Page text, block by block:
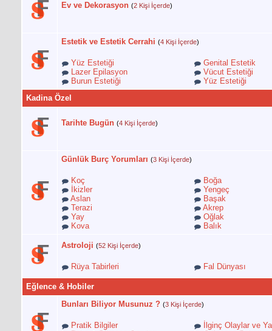
Ev ve Dekorasyon (2 Kişi İçerde)
Estetik ve Estetik Cerrahi (4 Kişi İçerde)
Yüz Estetiği
Genital Estetik
Lazer Epilasyon
Vücut Estetiği
Burun Estetiği
Yüz Estetiği
Kadina Özel
Tarihte Bugün (4 Kişi İçerde)
Günlük Burç Yorumları (3 Kişi İçerde)
Koç
Boğa
İkizler
Yengeç
Aslan
Başak
Terazi
Akrep
Yay
Oğlak
Kova
Balık
Astroloji (52 Kişi İçerde)
Rüya Tabirleri Fal Dünyası
Eğlence & Hobiler
Bunları Biliyor Musunuz ? (3 Kişi İçerde)
Pratik Bilgiler
İlginç Olaylar ve